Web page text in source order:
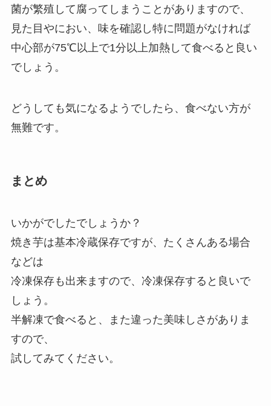
菌が繁殖して腐ってしまうことがありますので、
見た目やにおい、味を確認し特に問題がなければ
中心部が75℃以上で1分以上加熱して食べると良い
でしょう。
どうしても気になるようでしたら、食べない方が
無難です。
まとめ
いかがでしたでしょうか？
焼き芋は基本冷蔵保存ですが、たくさんある場合
などは
冷凍保存も出来ますので、冷凍保存すると良いで
しょう。
半解凍で食べると、また違った美味しさがありま
すので、
試してみてください。